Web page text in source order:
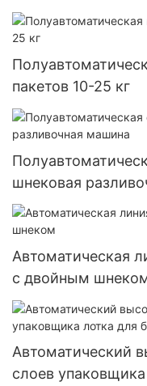
упаковки пивных
мл.
пакетов 10-25 кг
шнековая
Автоматическая
с двойным
Автоматический
слоев